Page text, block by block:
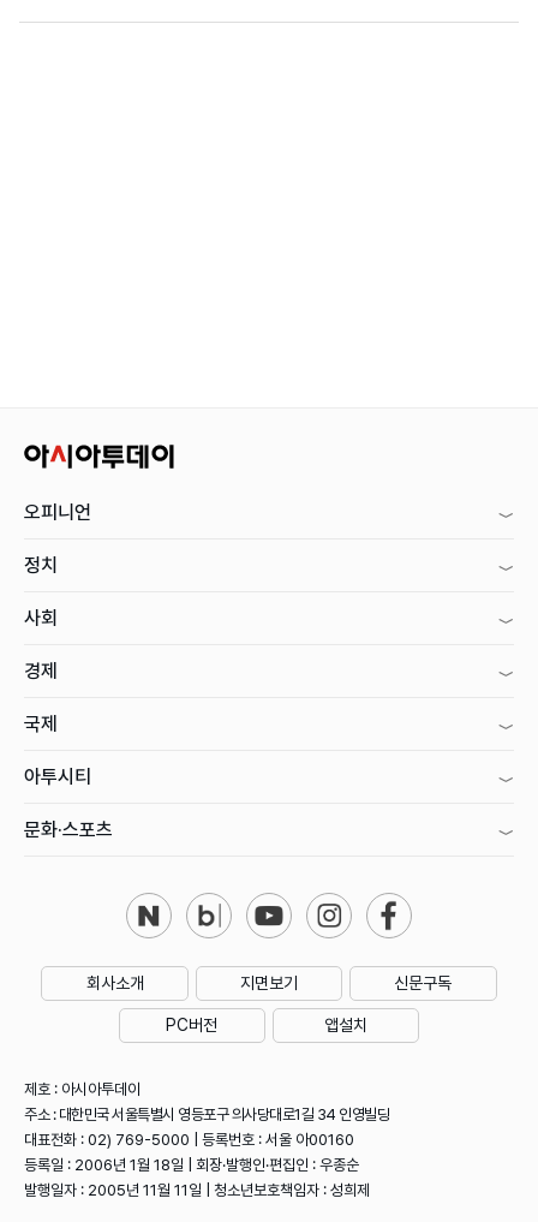
오피니언
정치
사회
경제
국제
아투시티
문화·스포츠
회사소개 지면보기 신문구독
PC버전 앱설치
제호 : 아시아투데이
주소 : 대한민국 서울특별시 영등포구 의사당대로1길 34 인영빌딩
대표전화 : 02) 769-5000 | 등록번호 : 서울 아00160
등록일 : 2006년 1월 18일 | 회장·발행인·편집인 : 우종순
발행일자 : 2005년 11월 11일 | 청소년보호책임자 : 성희제